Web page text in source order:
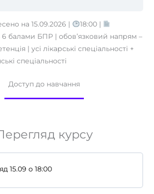
на 15.09.2026 |
18:00 |
6 балами БПР | обов’язковий напрям –
| усі лікарські спеціальності +
спеціальності
Доступ до навчання
курсу
15.09 о 18:00